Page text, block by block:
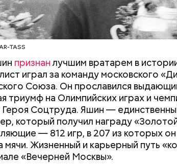
TASS
признанлучшим вратарем в
играл за команду московского
Союза. Он прославился
триумф на Олимпийских играх и
Героя Соцтруда. Яшин —
который получил награду
— 812 игр, в 207 из которых
мячи. Жизненный и карьерный путь
«Вечерней Москвы».